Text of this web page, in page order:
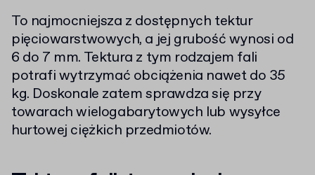
To najmocniejsza z dostępnych tektur
pięciowarstwowych, a jej grubość wynosi od
6 do 7 mm. Tektura z tym rodzajem fali
potrafi wytrzymać obciążenia nawet do 35
kg. Doskonale zatem sprawdza się przy
towarach wielogabarytowych lub wysyłce
hurtowej ciężkich przedmiotów.